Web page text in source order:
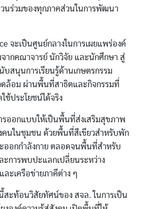
วนร่วมของทุกภาคส่วนในการพัฒนา
จะเป็นศูนย์กลางในการเผยแพร่องค์
ากคณาจารย์ นักวิจัย และนักศึกษา สู่
สนุนการเรียนรู้ด้านเกษตรกรรม
ดล้อม ผ่านพื้นที่สาธิตและกิจกรรมที่
ช้ประโยชน์ได้จริง
รออกแบบให้เป็นพื้นที่ส่งเสริมสุขภาพ
นในชุมชน ด้วยพื้นที่สีเขียวสำหรับพัก
ออกกำลังกาย ตลอดจนพื้นที่สำหรับ
ะการพบปะแลกเปลี่ยนระหว่าง
ะเครือข่ายภาคีต่าง ๆ
ะท้อนวิสัยทัศน์ของ สจล. ในการเป็น